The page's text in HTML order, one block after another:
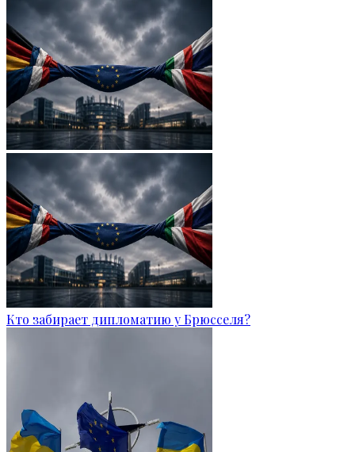
Кто забирает дипломатию у Брюсселя?